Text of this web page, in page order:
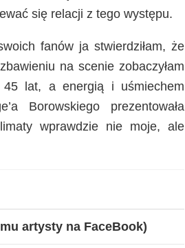
się relacji z tego występu.
fanów ja stwierdziłam, że
na scenie zobaczyłam
45 lat, a energią i uśmiechem
Borowskiego prezentowała
wprawdzie nie moje, ale
artysty na FaceBook)